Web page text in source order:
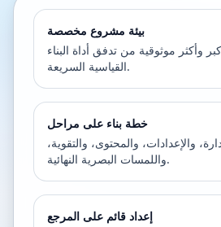
بيئة مشروع مخصصة
وأكثر موثوقية من تدفق أداة البناء
القياسية السريعة.
خطة بناء على مراحل
والإعدادات، والمحتوى، والتقوية،
واللمسات البصرية النهائية.
إعداد قائم على المرجع